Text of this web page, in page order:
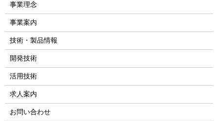
事業理念
事業案内
技術・製品情報
開発技術
活用技術
求人案内
お問い合わせ